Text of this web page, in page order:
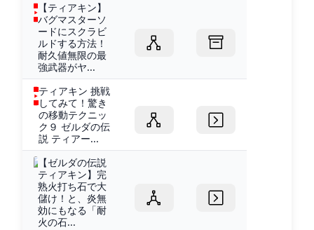
【ティアキン】
バグマスターソ
ードにスクラビ
ルドする方法！
耐久値無限の最
強武器がヤ...
ティアキン 挑戦
してみて！驚き
の移動テクニッ
ク９ ゼルダの伝
説 ティアー...
【ゼルダの伝説
ティアキン】完
熟火打ち石で大
儲け！と、炎無
効にもなる「耐
火の石...